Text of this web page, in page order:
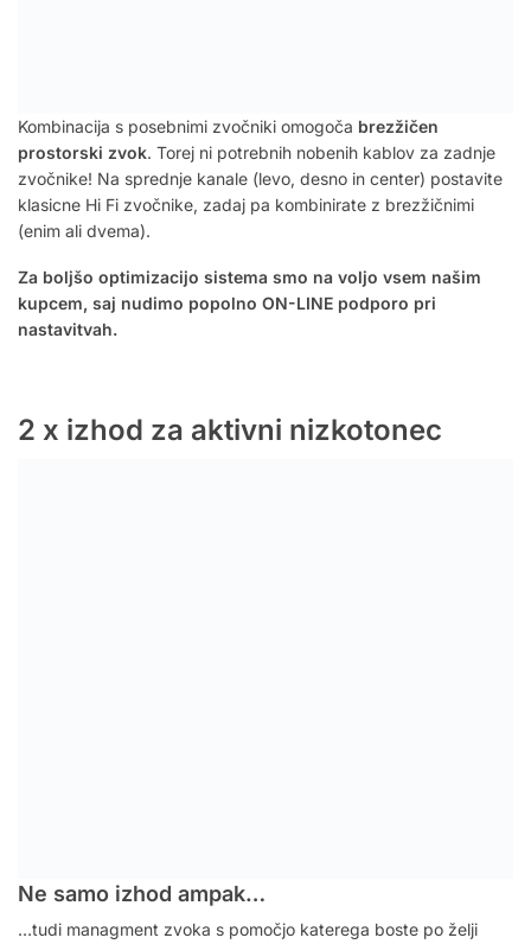
Kombinacija s posebnimi zvočniki omogoča brezžičen
prostorski zvok. Torej ni potrebnih nobenih kablov za zadnje
zvočnike! Na sprednje kanale (levo, desno in center) postavite
klasicne Hi Fi zvočnike, zadaj pa kombinirate z brezžičnimi
(enim ali dvema).
Za boljšo optimizacijo sistema smo na voljo vsem našim
kupcem, saj nudimo popolno ON-LINE podporo pri
nastavitvah.
2 x izhod za aktivni nizkotonec
Ne samo izhod ampak…
…tudi managment zvoka s pomočjo katerega boste po želji